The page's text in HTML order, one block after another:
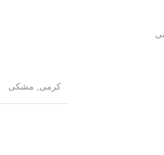
کرمی, مشکی